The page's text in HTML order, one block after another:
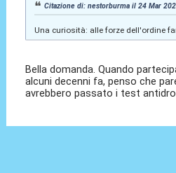
Citazione di: nestorburma il 24 Mar
Una curiosità: alle forze dell'ordine
Bella domanda. Quando
alcuni decenni fa, penso che
avrebbero passato i test